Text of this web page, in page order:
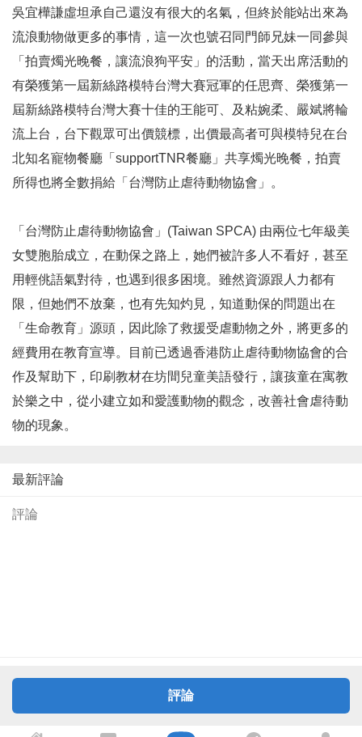
吳宜樺謙虛坦承自己還沒有很大的名氣，但終於能站出來為
流浪動物做更多的事情，這一次也號召同門師兄妹一同參與
「拍賣燭光晚餐，讓流浪狗平安」的活動，當天出席活動的
有榮獲第一屆新絲路模特台灣大賽冠軍的任思齊、榮獲第一
屆新絲路模特台灣大賽十佳的王能可、及粘婉柔、嚴斌將輪
流上台，台下觀眾可出價競標，出價最高者可與模特兒在台
北知名寵物餐廳「supportTNR餐廳」共享燭光晚餐，拍賣
所得也將全數捐給「台灣防止虐待動物協會」。
「台灣防止虐待動物協會」(Taiwan SPCA) 由兩位七年級美
女雙胞胎成立，在動保之路上，她們被許多人不看好，甚至
用輕佻語氣對待，也遇到很多困境。雖然資源跟人力都有
限，但她們不放棄，也有先知灼見，知道動保的問題出在
「生命教育」源頭，因此除了救援受虐動物之外，將更多的
經費用在教育宣導。目前已透過香港防止虐待動物協會的合
作及幫助下，印刷教材在坊間兒童美語發行，讓孩童在寓教
於樂之中，從小建立如和愛護動物的觀念，改善社會虐待動
物的現象。
最新評論
評論